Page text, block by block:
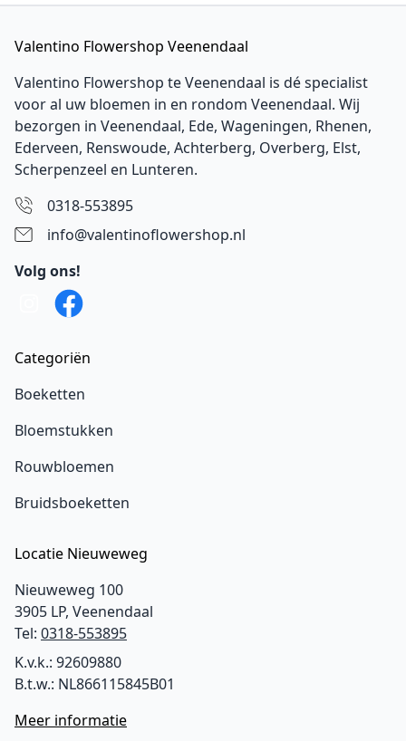
Valentino Flowershop Veenendaal
Valentino Flowershop te Veenendaal is dé specialist
voor al uw bloemen in en rondom Veenendaal. Wij
bezorgen in Veenendaal, Ede, Wageningen, Rhenen,
Ederveen, Renswoude, Achterberg, Overberg, Elst,
Scherpenzeel en Lunteren.
0318-553895
info@valentinoflowershop.nl
Volg ons!
Categoriën
Boeketten
Bloemstukken
Rouwbloemen
Bruidsboeketten
Locatie Nieuweweg
Nieuweweg 100
3905 LP, Veenendaal
Tel: 0318-553895
K.v.k.: 92609880
B.t.w.: NL866115845B01
Meer informatie